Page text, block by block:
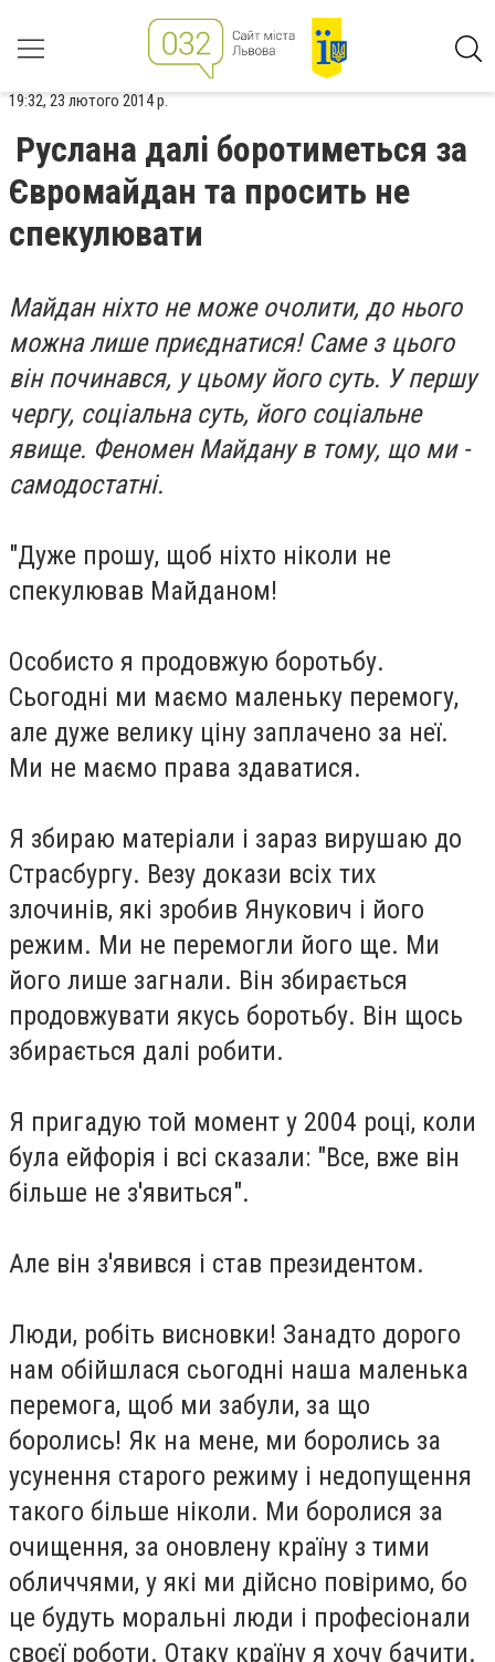
19:32, 23 лютого 2014 р.
Руслана далі боротиметься за
Євромайдан та просить не
спекулювати
Майдан ніхто не може очолити, до нього
можна лише приєднатися! Саме з цього
він починався, у цьому його суть. У першу
чергу, соціальна суть, його соціальне
явище. Феномен Майдану в тому, що ми -
самодостатні.
"Дуже прошу, щоб ніхто ніколи не
спекулював Майданом!
Особисто я продовжую боротьбу.
Сьогодні ми маємо маленьку перемогу,
але дуже велику ціну заплачено за неї.
Ми не маємо права здаватися.
Я збираю матеріали і зараз вирушаю до
Страсбургу. Везу докази всіх тих
злочинів, які зробив Янукович і його
режим. Ми не перемогли його ще. Ми
його лише загнали. Він збирається
продовжувати якусь боротьбу. Він щось
збирається далі робити.
Я пригадую той момент у 2004 році, коли
була ейфорія і всі сказали: "Все, вже він
більше не з'явиться".
Але він з'явився і став президентом.
Люди, робіть висновки! Занадто дорого
нам обійшлася сьогодні наша маленька
перемога, щоб ми забули, за що
боролись! Як на мене, ми боролись за
усунення старого режиму і недопущення
такого більше ніколи. Ми боролися за
очищення, за оновлену країну з тими
обличчями, у які ми дійсно повіримо, бо
це будуть моральні люди і професіонали
своєї роботи. Отаку країну я хочу бачити.